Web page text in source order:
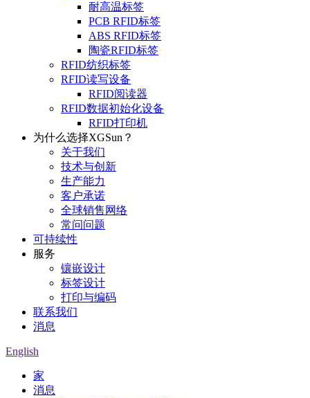
耐高温标签
PCB RFID标签
ABS RFID标签
陶瓷RFID标签
RFID纺织标签
RFID读写设备
RFID阅读器
RFID数据初始化设备
RFID打印机
为什么选择XGSun？
关于我们
技术与创新
生产能力
客户承诺
全球销售网络
常问问题
可持续性
服务
镶嵌设计
标签设计
打印与编码
联系我们
消息
English
家
消息